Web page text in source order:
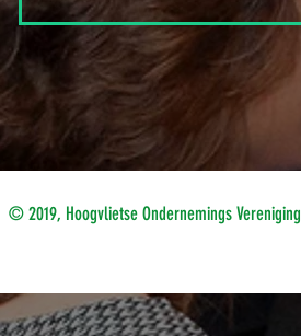
© 2019, Hoogvlietse Ondernemings Vereniging